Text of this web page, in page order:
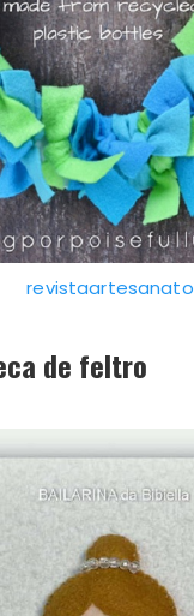
revistaartesanato
de feltro